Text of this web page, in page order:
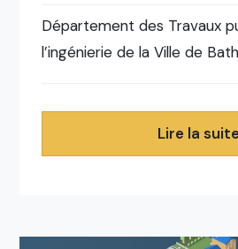
Département des Travaux
l’ingénierie de la Ville de
Lire la suite